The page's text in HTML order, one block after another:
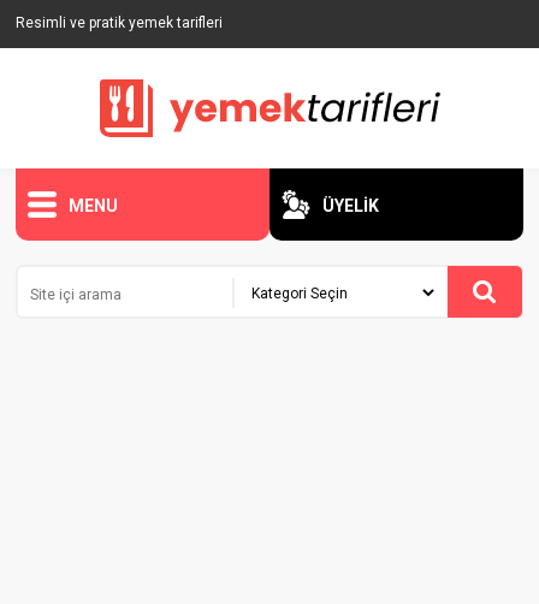
Resimli ve pratik yemek tarifleri
MENU ÜYELİK